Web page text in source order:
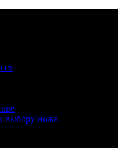
выбору ножа.